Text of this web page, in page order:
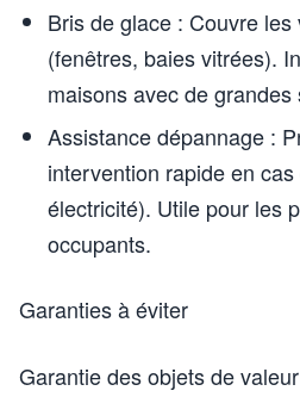
Bris de glace : Couvre
(fenêtres, baies vitrées).
maisons avec de
Assistance dépannage :
intervention rapide en
électricité). Utile pour les
occupants.
Garanties à éviter
Garantie des objets de